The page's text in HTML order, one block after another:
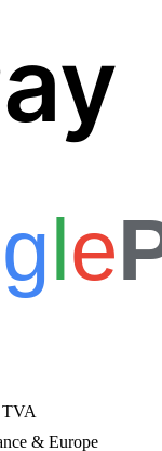
gle
TVA
& Europe